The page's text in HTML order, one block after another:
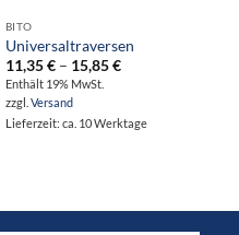
BITO
Universaltraversen
11,35€ – 15,85€Preisspanne:
Enthält 19% MwSt.
zzgl. Versand
Lieferzeit: ca. 10 Werktage